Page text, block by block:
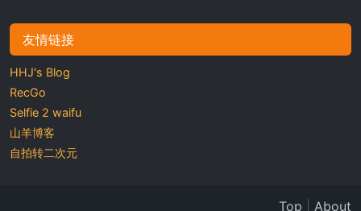
友情链接
HHJ's Blog
RecGo
Selfie 2 waifu
山羊博客
自拍转二次元
Top About